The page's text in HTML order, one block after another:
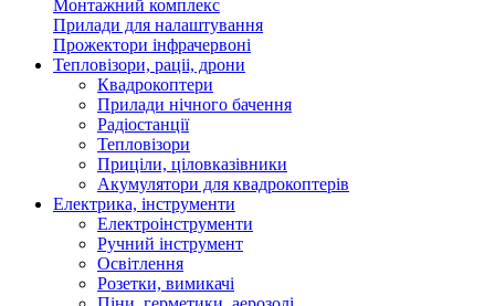
Монтажний комплекс
Прилади для налаштування
Прожектори інфрачервоні
Тепловізори, раціі, дрони
Квадрокоптери
Прилади нічного бачення
Радіостанції
Тепловізори
Приціли, ціловказівники
Акумулятори для квадрокоптерів
Електрика, інструменти
Електроінструменти
Ручний інструмент
Освітлення
Розетки, вимикачі